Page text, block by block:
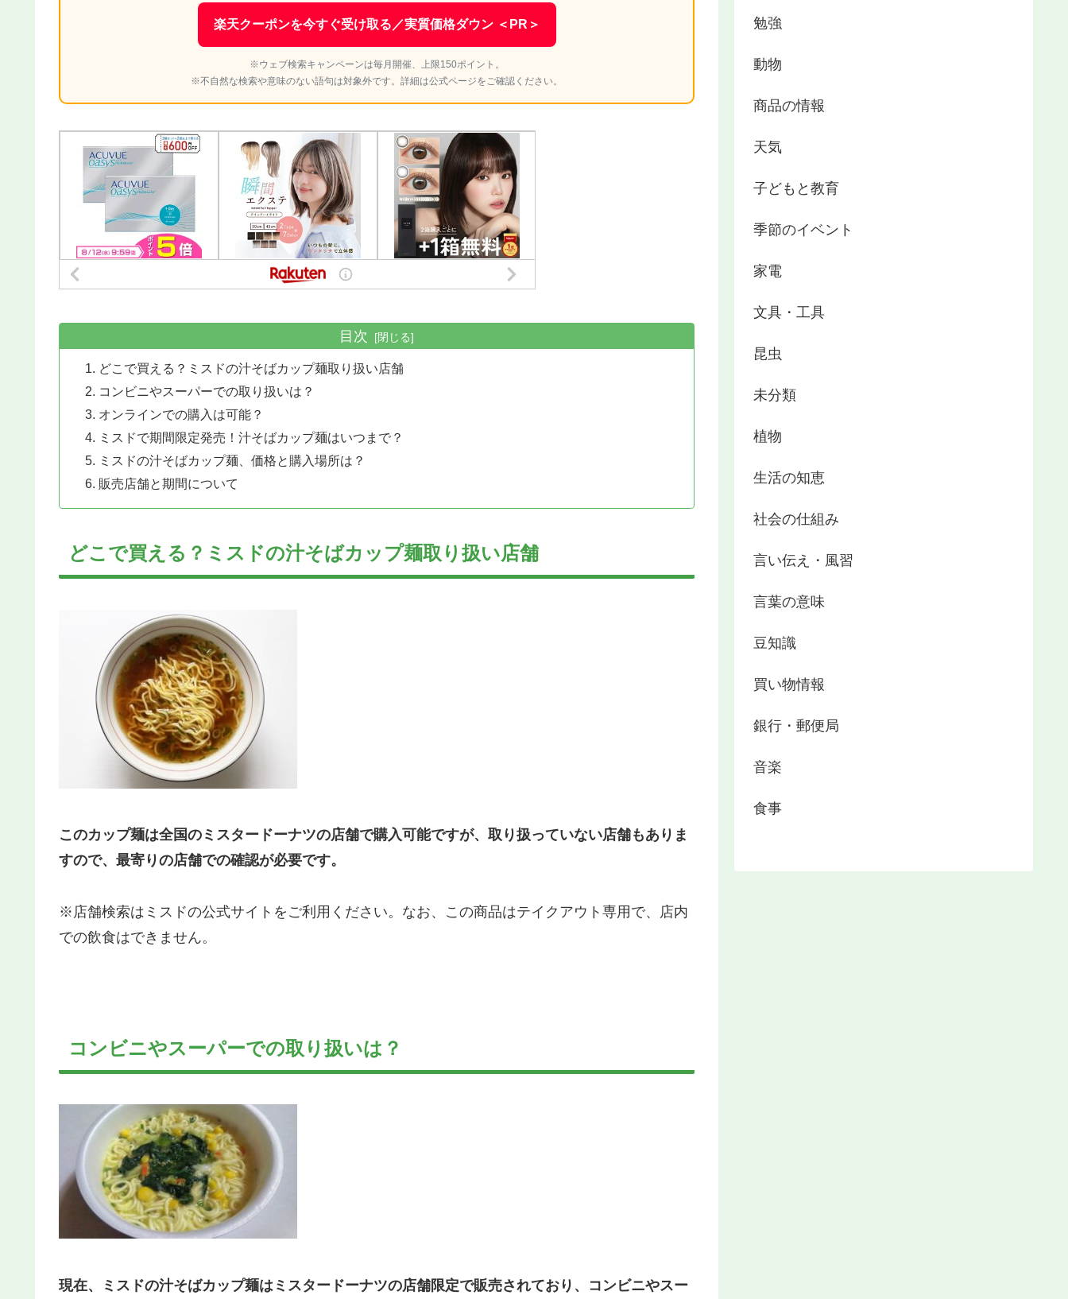
楽天クーポンを今すぐ受け取る／実質価格ダウン ＜PR＞
※ウェブ検索キャンペーンは毎月開催、上限150ポイント。
※不自然な検索や意味のない語句は対象外です。詳細は公式ページをご確認ください。
目次
どこで買える？ミスドの汁そばカップ麺取り扱い店舗
コンビニやスーパーでの取り扱いは？
オンラインでの購入は可能？
ミスドで期間限定発売！汁そばカップ麺はいつまで？
ミスドの汁そばカップ麺、価格と購入場所は？
販売店舗と期間について
どこで買える？ミスドの汁そばカップ麺取り扱い店舗
このカップ麺は全国のミスタードーナツの店舗で購入可能ですが、取り扱っていない店舗もありま
すので、最寄りの店舗での確認が必要です。
※店舗検索はミスドの公式サイトをご利用ください。なお、この商品はテイクアウト専用で、店内
での飲食はできません。
コンビニやスーパーでの取り扱いは？
現在、ミスドの汁そばカップ麺はミスタードーナツの店舗限定で販売されており、コンビニやスー
勉強
動物
商品の情報
天気
子どもと教育
季節のイベント
家電
文具・工具
昆虫
未分類
植物
生活の知恵
社会の仕組み
言い伝え・風習
言葉の意味
豆知識
買い物情報
銀行・郵便局
音楽
食事